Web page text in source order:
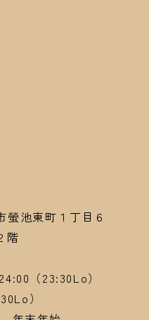
螢池東町１丁目６
階
（23:30Lo）
）